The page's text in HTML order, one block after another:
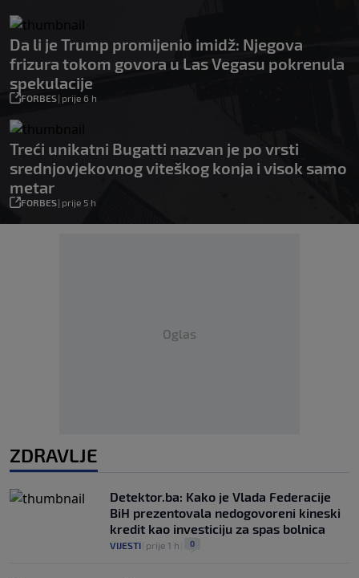
Da li je Trump promijenio imidž: Njegova
frizura tokom govora u Las Vegasu pokrenula
spekulacije
FORBES| prije 6 h
Treći unikatni Bugatti nazvan je po vrsti
srednjovjekovnog viteškog konja i visok samo
metar
FORBES| prije 5 h
Oglas
ZDRAVLJE
Detektor.ba: Kako je Vlada Federacije
BiH prezentovala nedogovoreni kineski
kredit kao investiciju za spas bolnica
VIJESTI prije 1 h 0